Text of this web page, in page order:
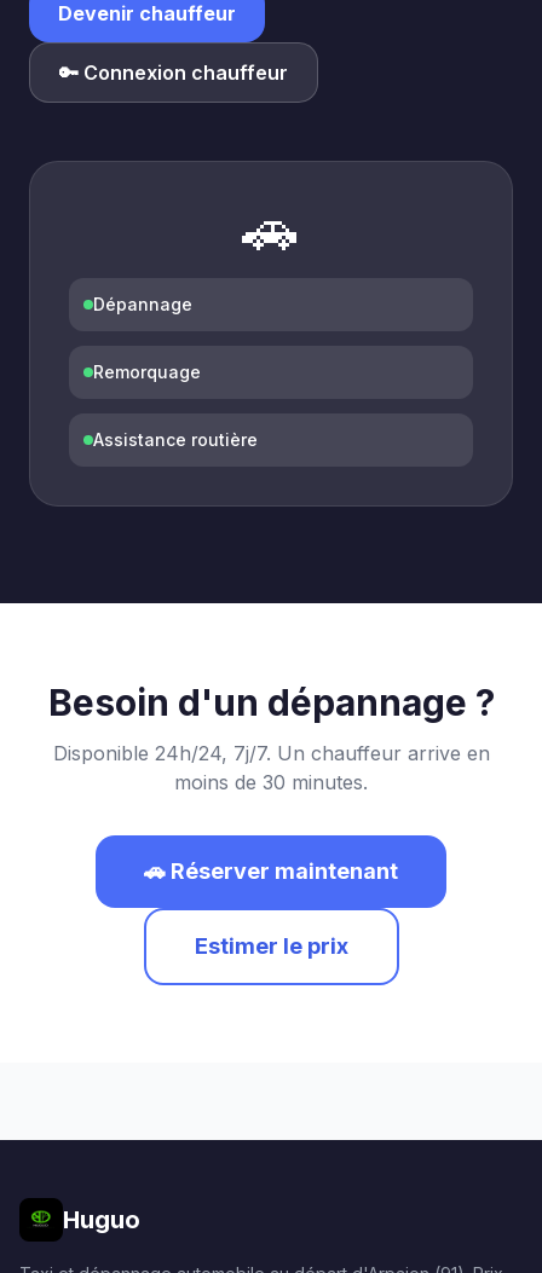
Devenir chauffeur
🔑 Connexion chauffeur
🚗
Dépannage
Remorquage
Assistance routière
Besoin d'un dépannage ?
Disponible 24h/24, 7j/7. Un chauffeur arrive en
moins de 30 minutes.
🚗 Réserver maintenant
Estimer le prix
Huguo